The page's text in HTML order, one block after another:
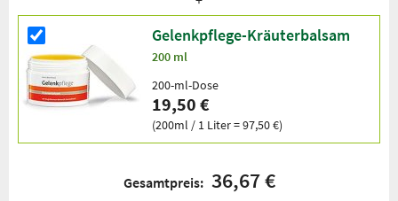
Gelenkpflege-Kräuterbalsam
200 ml
200-ml-Dose
19,50 €
(200ml / 1 Liter = 97,50 €)
Gesamtpreis: 36,67 €